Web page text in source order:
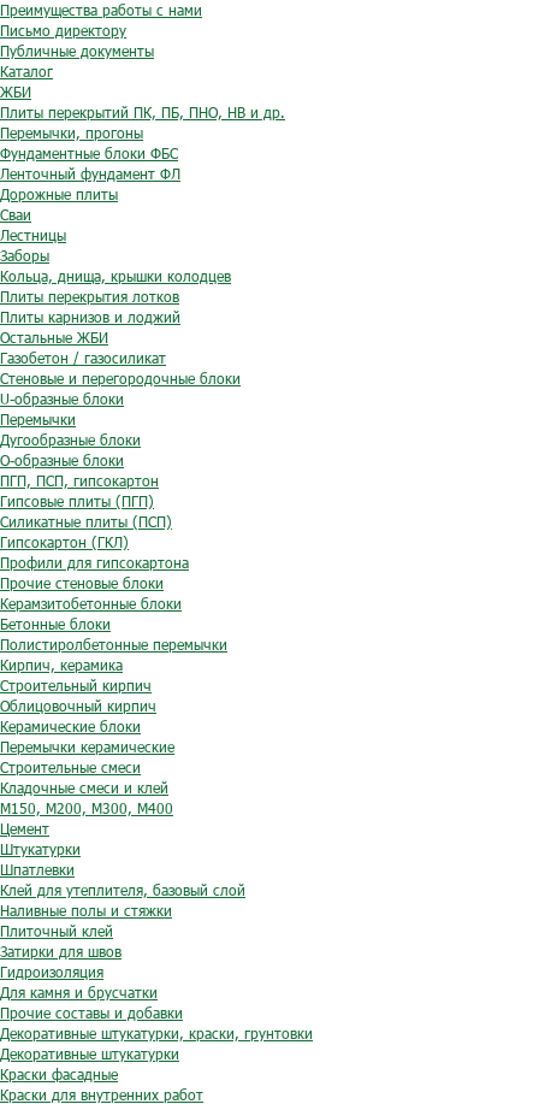
Преимущества работы с нами
Письмо директору
Публичные документы
Каталог
ЖБИ
Плиты перекрытий ПК, ПБ, ПНО, НВ и др.
Перемычки, прогоны
Фундаментные блоки ФБС
Ленточный фундамент ФЛ
Дорожные плиты
Сваи
Лестницы
Заборы
Кольца, днища, крышки колодцев
Плиты перекрытия лотков
Плиты карнизов и лоджий
Остальные ЖБИ
Газобетон / газосиликат
Стеновые и перегородочные блоки
U-образные блоки
Перемычки
Дугообразные блоки
O-образные блоки
ПГП, ПСП, гипсокартон
Гипсовые плиты (ПГП)
Силикатные плиты (ПСП)
Гипсокартон (ГКЛ)
Профили для гипсокартона
Прочие стеновые блоки
Керамзитобетонные блоки
Бетонные блоки
Полистиролбетонные перемычки
Кирпич, керамика
Строительный кирпич
Облицовочный кирпич
Керамические блоки
Перемычки керамические
Строительные смеси
Кладочные смеси и клей
М150, М200, М300, М400
Цемент
Штукатурки
Шпатлевки
Клей для утеплителя, базовый слой
Наливные полы и стяжки
Плиточный клей
Затирки для швов
Гидроизоляция
Для камня и брусчатки
Прочие составы и добавки
Декоративные штукатурки, краски, грунтовки
Декоративные штукатурки
Краски фасадные
Краски для внутренних работ